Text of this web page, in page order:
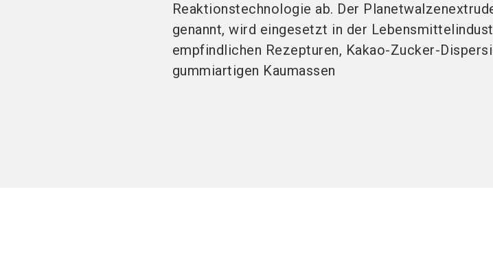
Reaktionstechnologie ab. Der
genannt, wird eingesetzt in der
empfindlichen Rezepturen, Kakao-Zucker-
gummiartigen Kaumassen